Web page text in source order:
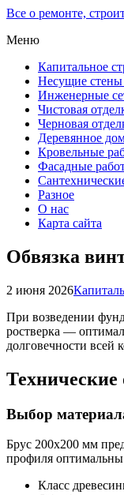
Все о ремонте,
Меню
Капитальное
Несущие
Инженерные
Чистовая
Черновая
Деревянное
Кровельные
Фасадные
Разное
О нас
Карта сайта
Обвязка
2 июня 2026
При возведении
ростверка —
долговечности всей
Технические
Выбор
Брус 200х200 мм
профиля
Класс